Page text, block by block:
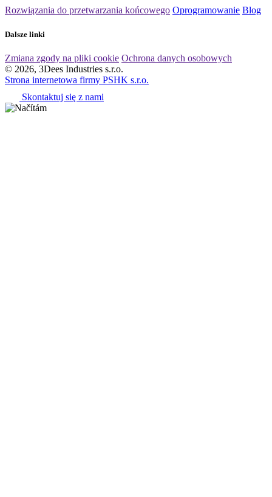
Rozwiązania do przetwarzania końcowego Oprogramowanie Blog
Dalsze linki
Zmiana zgody na pliki cookie Ochrona danych osobowych
© 2026, 3Dees Industries s.r.o.
Strona internetowa firmy PSHK s.r.o.
Skontaktuj się z nami